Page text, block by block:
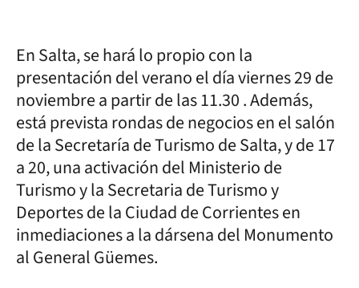
En Salta, se hará lo propio con la
presentación del verano el día viernes 29 de
noviembre a partir de las 11.30 . Además,
está prevista rondas de negocios en el salón
de la Secretaría de Turismo de Salta, y de 17
a 20, una activación del Ministerio de
Turismo y la Secretaria de Turismo y
Deportes de la Ciudad de Corrientes en
inmediaciones a la dársena del Monumento
al General Güemes.